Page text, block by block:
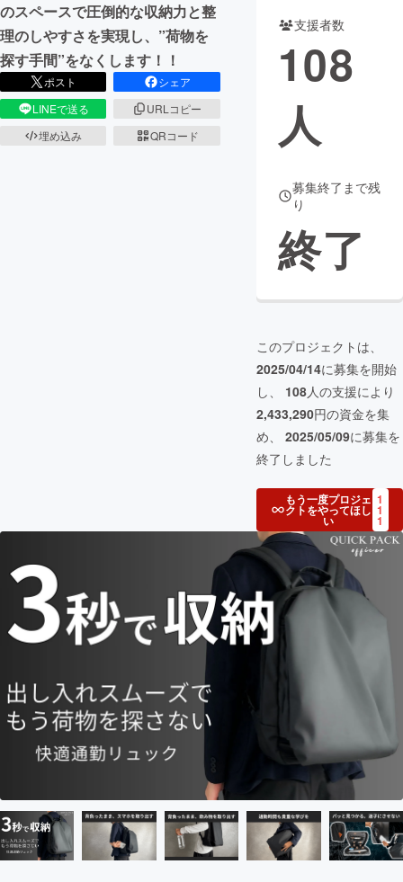
のスペースで圧倒的な収納力と整
理のしやすさを実現し、”荷物を
探す手間”をなくします！！
ポスト
シェア
LINEで送る
URLコピー
埋め込み
QRコード
支援者数
108
人
募集終了まで残
り
終了
このプロジェクトは、
2025/04/14に募集を開始
し、 108人の支援により
2,433,290円の資金を集
め、 2025/05/09に募集を
終了しました
もう一度プロジェ
クトをやってほし
い
1
1
1